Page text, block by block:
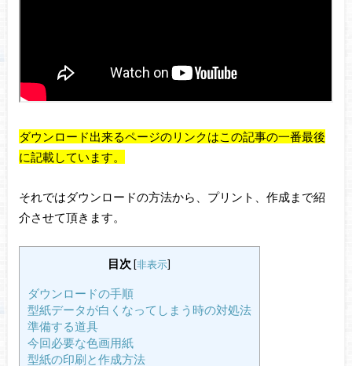
ダウンロード出来るページのリンクはこの記事の一番最後
に記載しています。
それではダウンロードの方法から、プリント、作成まで紹
介させて頂きます。
目次 [非表示]
ダウンロードの手順
型紙データが白くなってしまう時の対処法
準備する道具
今回必要な色画用紙
型紙の印刷と作成方法